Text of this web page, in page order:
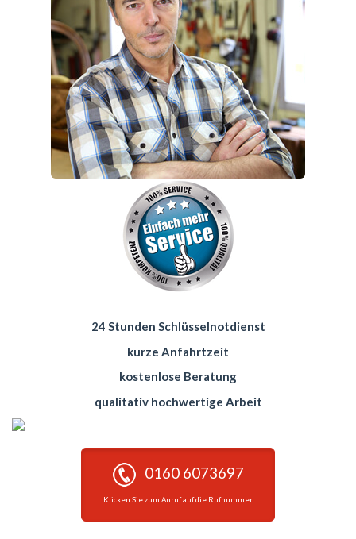
24 Stunden Schlüsselnotdienst
kurze Anfahrtzeit
kostenlose Beratung
qualitativ hochwertige Arbeit
0160 6073697
Klicken Sie zum Anruf auf die Rufnummer